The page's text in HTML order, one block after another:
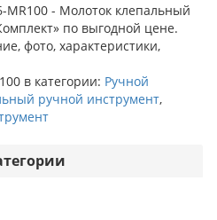
MR100 - Молоток клепальный
по выгодной цене.
фото, характеристики,
в категории: Ручной
ручной инструмент,